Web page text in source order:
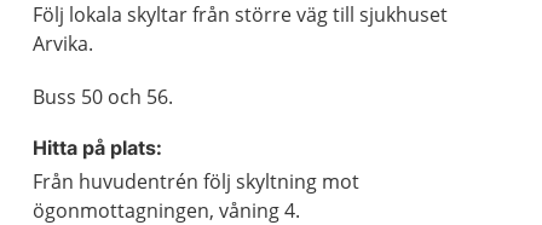
Följ lokala skyltar från större väg till sjukhuset
Arvika.
Buss 50 och 56.
Hitta på plats:
Från huvudentrén följ skyltning mot
ögonmottagningen, våning 4.